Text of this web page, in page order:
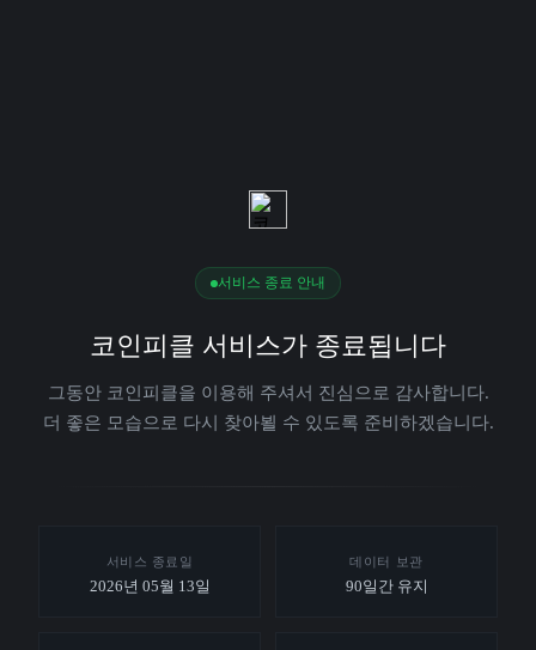
서비스 종료 안내
코인피클 서비스가 종료됩니다
그동안 코인피클을 이용해 주셔서 진심으로 감사합니다.
더 좋은 모습으로 다시 찾아뵐 수 있도록 준비하겠습니다.
서비스 종료일
2026년 05월 13일
데이터 보관
90일간 유지